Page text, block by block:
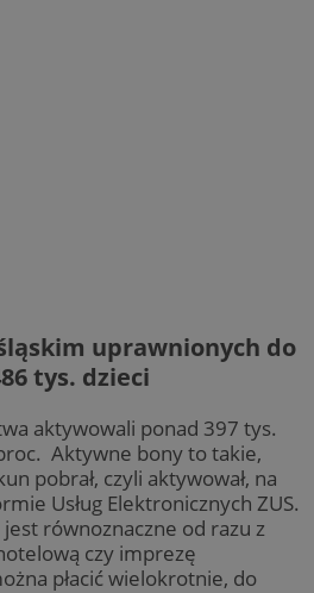
uprawnionych do
tys. dzieci
aktywowali ponad 397 tys.
Aktywne bony to takie,
pobrał, czyli aktywował, na
Usług Elektronicznych ZUS.
równoznaczne od razu z
czy imprezę
płacić wielokrotnie, do